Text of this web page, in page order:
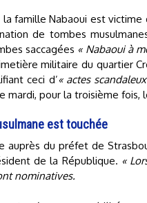
famille Nabaoui est
de tombes
saccagées « Nabaoui à
militaire du quartier
ceci d’« actes
mardi, pour la troisième fois,
est touchée
auprès du préfet de
de la République. «
nominatives.